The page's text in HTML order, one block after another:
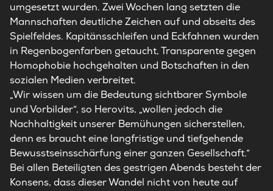
umgesetzt wurden. Zwei Wochen lang setzten die
Mannschaften deutliche Zeichen auf und abseits des
Spielfeldes. Kapitänsschleifen und Eckfahnen wurden
in Regenbogenfarben getaucht, Transparente gegen
Homophobie hochgehalten und Botschaften in den
sozialen Medien verbreitet.
„Wir wissen um die Bedeutung sichtbarer Symbole
und Vorbilder“, so Herovits, „wollen jedoch die
Nachhaltigkeit unserer Bemühungen sicherstellen,
denn es braucht eine langfristige und tiefgehende
Bewusstseinsschärfung einer ganzen Gesellschaft.“
Bei allen Beteiligten des gestrigen Abends besteht der
Konsens, dass dieser Wandel nicht von heute auf